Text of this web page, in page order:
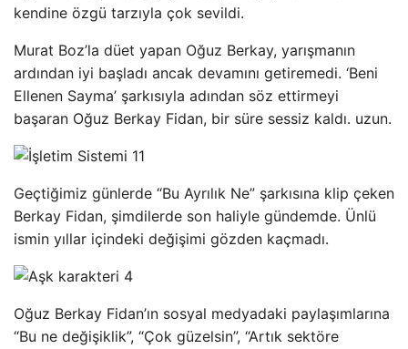
kendine özgü tarzıyla çok sevildi.
Murat Boz’la düet yapan Oğuz Berkay, yarışmanın
ardından iyi başladı ancak devamını getiremedi. ‘Beni
Ellenen Sayma’ şarkısıyla adından söz ettirmeyi
başaran Oğuz Berkay Fidan, bir süre sessiz kaldı. uzun.
Geçtiğimiz günlerde “Bu Ayrılık Ne” şarkısına klip çeken
Berkay Fidan, şimdilerde son haliyle gündemde. Ünlü
ismin yıllar içindeki değişimi gözden kaçmadı.
Oğuz Berkay Fidan’ın sosyal medyadaki paylaşımlarına
“Bu ne değişiklik”, “Çok güzelsin”, “Artık sektöre